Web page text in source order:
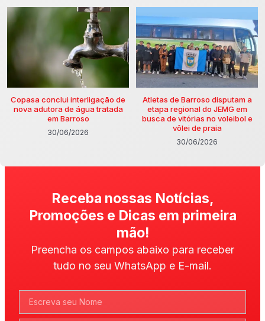
Copasa conclui interligação de
nova adutora de água tratada
em Barroso
30/06/2026
Atletas de Barroso disputam a
etapa regional do JEMG em
busca de vitórias no voleibol e
vôlei de praia
30/06/2026
Receba nossas Notícias,
Promoções e Dicas em primeira
mão!
Preencha os campos abaixo para receber
tudo no seu WhatsApp e E-mail.